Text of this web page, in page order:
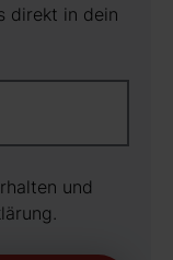
direkt in dein
und